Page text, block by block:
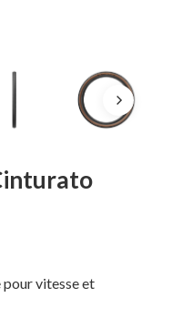
pour vitesse et